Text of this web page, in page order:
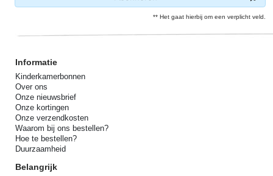
** Het gaat hierbij om een verplicht veld.
Informatie
Kinderkamerbonnen
Over ons
Onze nieuwsbrief
Onze kortingen
Onze verzendkosten
Waarom bij ons bestellen?
Hoe te bestellen?
Duurzaamheid
Belangrijk